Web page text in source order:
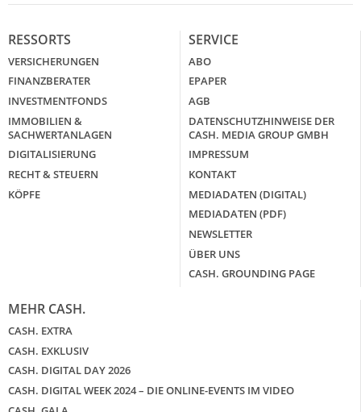
RESSORTS
VERSICHERUNGEN
FINANZBERATER
INVESTMENTFONDS
IMMOBILIEN &
SACHWERTANLAGEN
DIGITALISIERUNG
RECHT & STEUERN
KÖPFE
SERVICE
ABO
EPAPER
AGB
DATENSCHUTZHINWEISE DER
CASH. MEDIA GROUP GMBH
IMPRESSUM
KONTAKT
MEDIADATEN (DIGITAL)
MEDIADATEN (PDF)
NEWSLETTER
ÜBER UNS
CASH. GROUNDING PAGE
MEHR CASH.
CASH. EXTRA
CASH. EXKLUSIV
CASH. DIGITAL DAY 2026
CASH. DIGITAL WEEK 2024 – DIE ONLINE-EVENTS IM VIDEO